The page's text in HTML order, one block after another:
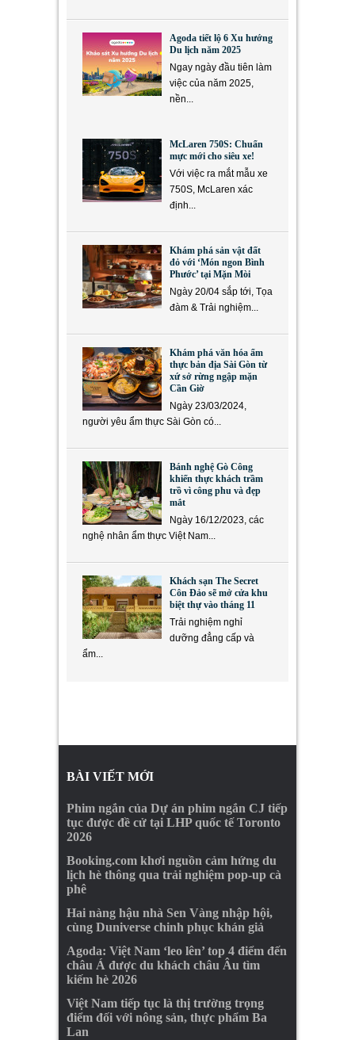
Agoda tiết lộ 6 Xu hướng
Du lịch năm 2025
Ngay ngày đầu tiên làm
việc của năm 2025,
nền...
McLaren 750S: Chuẩn
mực mới cho siêu xe!
Với việc ra mắt mẫu xe
750S, McLaren xác
định...
Khám phá sản vật đất
đỏ với ‘Món ngon Bình
Phước’ tại Mặn Mòi
Ngày 20/04 sắp tới, Tọa
đàm & Trải nghiệm...
Khám phá văn hóa ẩm
thực bản địa Sài Gòn từ
xứ sở rừng ngập mặn
Cần Giờ
Ngày 23/03/2024,
người yêu ẩm thực Sài Gòn có...
Bánh nghệ Gò Công
khiến thực khách trầm
trồ vì công phu và đẹp
mắt
Ngày 16/12/2023, các
nghệ nhân ẩm thực Việt Nam...
Khách sạn The Secret
Côn Đảo sẽ mở cửa khu
biệt thự vào tháng 11
Trải nghiệm nghỉ
dưỡng đẳng cấp và
ẩm...
BÀI VIẾT MỚI
Phim ngắn của Dự án phim ngắn CJ tiếp
tục được đề cử tại LHP quốc tế Toronto
2026
Booking.com khơi nguồn cảm hứng du
lịch hè thông qua trải nghiệm pop-up cà
phê
Hai nàng hậu nhà Sen Vàng nhập hội,
cùng Duniverse chinh phục khán giả
Agoda: Việt Nam ‘leo lên’ top 4 điểm đến
châu Á được du khách châu Âu tìm
kiếm hè 2026
Việt Nam tiếp tục là thị trường trọng
điểm đối với nông sản, thực phẩm Ba
Lan